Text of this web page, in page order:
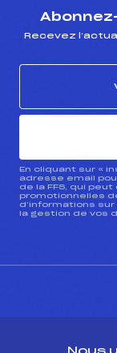
Recevez
En cliquant sur «
adresse email
de la FFS, qui
promotionnelles
d’informations
la gestion de vos